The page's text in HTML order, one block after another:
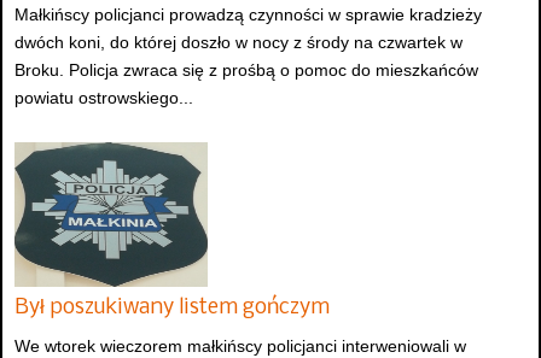
Małkińscy policjanci prowadzą czynności w sprawie kradzieży
dwóch koni, do której doszło w nocy z środy na czwartek w
Broku. Policja zwraca się z prośbą o pomoc do mieszkańców
powiatu ostrowskiego...
Był poszukiwany listem gończym
We wtorek wieczorem małkińscy policjanci interweniowali w